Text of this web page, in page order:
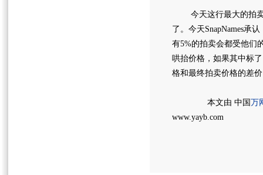
今天这行最大的拍卖公
了。今天SnapNames承
有5%的拍卖会都受他们
哄抬价格，如果其中标
格和最终拍卖价格的差
本文由 中国 万
www.yayb.com